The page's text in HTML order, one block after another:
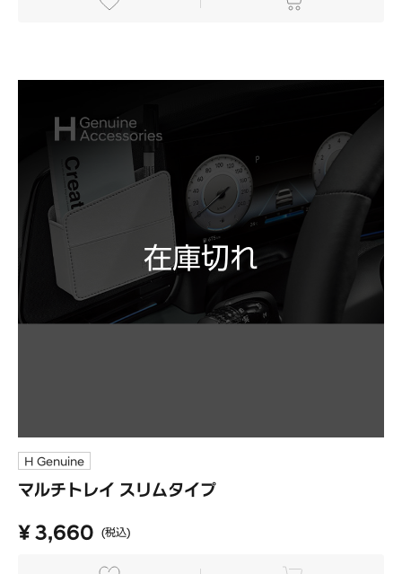
H Genuine
マルチトレイ スリムタイプ
¥ 3,660 (税込)